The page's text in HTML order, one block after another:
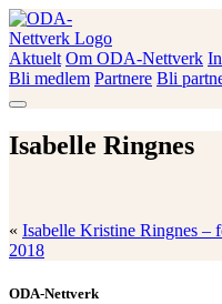
Skip
to
content
ODA-Nettverk
Aktuelt Om ODA-Nettverk
Bli medlem Partnere Bli
Isabelle Ringnes
« Isabelle Kristine Ringnes –
2018
ODA-Nettverk